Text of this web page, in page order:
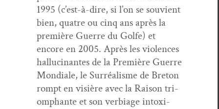
1995 (c’est-à-dire, si l’on se sou­vient
bien, qua­tre ou cinq ans après la
pre­mière Guerre du Golfe) et
encore en 2005. Après les vio­lences
hal­lu­ci­nantes de la Pre­mière Guerre
Mon­di­ale, le Sur­réal­isme de Bre­ton
rompt en visière avec la Rai­son tri­
om­phante et son ver­biage intox­i­